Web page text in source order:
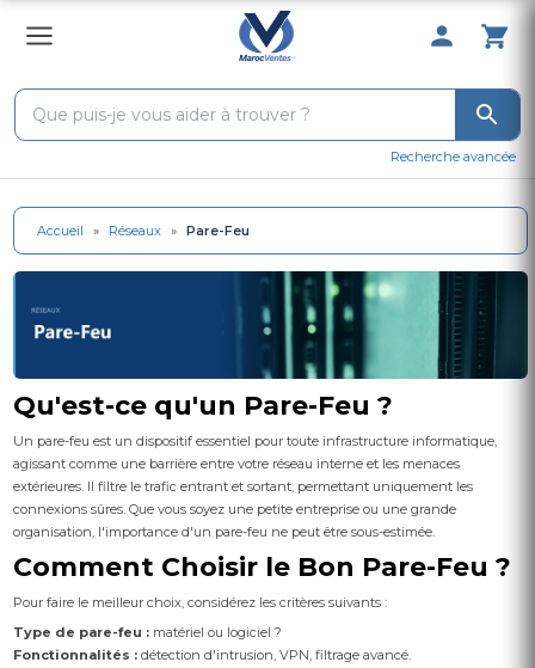
0 Produit
Recherche avancée
Accueil » Réseaux » Pare-Feu
Qu'est-ce qu'un Pare-Feu ?
Un pare-feu est un dispositif essentiel pour toute infrastructure informatique,
agissant comme une barrière entre votre réseau interne et les menaces
extérieures. Il filtre le trafic entrant et sortant, permettant uniquement les
connexions sûres. Que vous soyez une petite entreprise ou une grande
organisation, l'importance d'un pare-feu ne peut être sous-estimée.
Comment Choisir le Bon Pare-Feu ?
Pour faire le meilleur choix, considérez les critères suivants :
Type de pare-feu : matériel ou logiciel ?
Fonctionnalités : détection d'intrusion, VPN, filtrage avancé.